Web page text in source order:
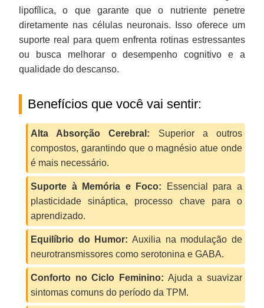
lipofílica, o que garante que o nutriente penetre
diretamente nas células neuronais. Isso oferece um
suporte real para quem enfrenta rotinas estressantes
ou busca melhorar o desempenho cognitivo e a
qualidade do descanso.
Benefícios que você vai sentir:
Alta Absorção Cerebral: Superior a outros
compostos, garantindo que o magnésio atue onde
é mais necessário.
Suporte à Memória e Foco: Essencial para a
plasticidade sináptica, processo chave para o
aprendizado.
Equilíbrio do Humor: Auxilia na modulação de
neurotransmissores como serotonina e GABA.
Conforto no Ciclo Feminino: Ajuda a suavizar
sintomas comuns do período da TPM.